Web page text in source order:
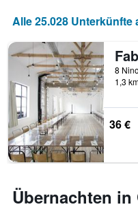
Alle 25.028 Unterkünfte
1,3
36 €
Übernachten in